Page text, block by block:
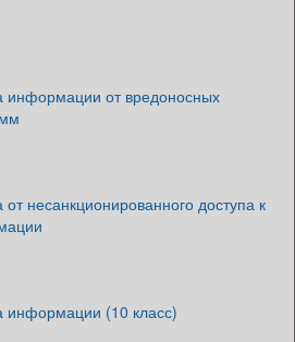
информации от вредоносных
несанкционированного доступа к
информации (10 класс)